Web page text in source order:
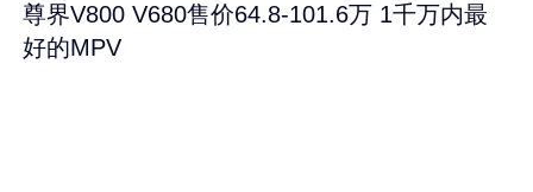
尊界V800 V680售价64.8-101.6万 1千万内最
好的MPV